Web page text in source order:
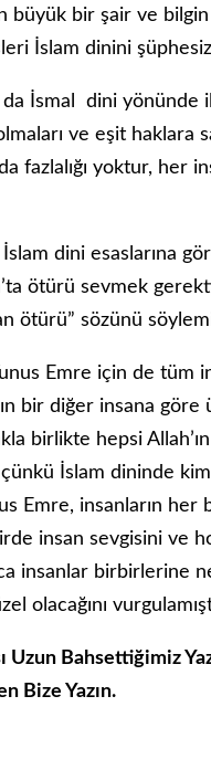
büyük bir şair ve bilgin
İslam dinini şüphesiz
da İsmal dini
ve eşit haklara
fazlalığı yoktur, her
İslam dini esaslarına
ötürü sevmek
ötürü” sözünü
Emre için de tüm
bir diğer insana
birlikte hepsi
çünkü İslam dininde
Emre, insanların her
insan sevgisini ve
insanlar birbirlerine
olacağını
Uzun Bahsettiğimiz
Bize Yazın.